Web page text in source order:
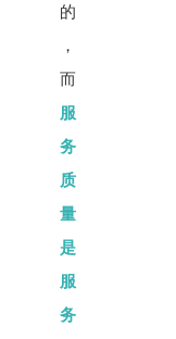
的
，
而
服
务
质
量
是
服
务